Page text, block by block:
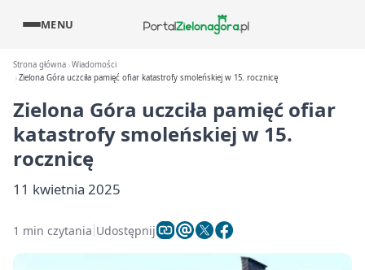
MENU
Strona główna Wiadomości
Zielona Góra uczciła pamięć ofiar katastrofy smoleńskiej w 15. rocznicę
Zielona Góra uczciła pamięć ofiar
katastrofy smoleńskiej w 15.
rocznicę
11 kwietnia 2025
1 min czytania Udostępnij